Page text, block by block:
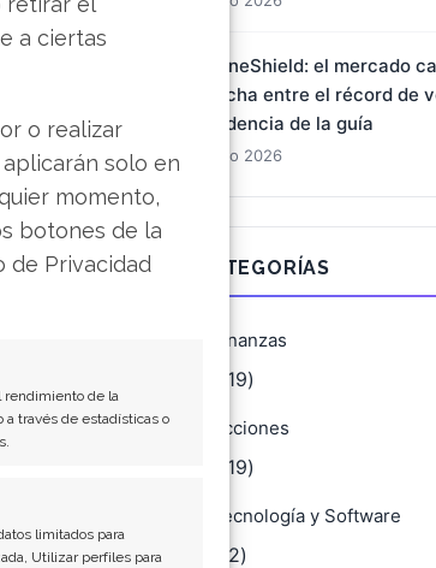
a ciertas
o realizar
solo en
momento,
botones de la
de Privacidad
rendimiento de la
través de estadísticas o
limitados para
Utilizar perfiles para
entre
sus
la red
de
la
para
el
DroneShield: el mercado
brecha entre el récord de
prudencia de la guía
1 Ago 2026
CATEGORÍAS
Finanzas
(4.119)
Acciones
(4.119)
Tecnología y Software
(682)